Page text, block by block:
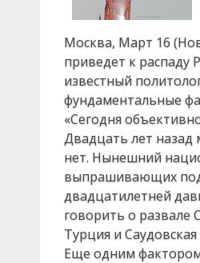
Москва, Март 16
приведет к распаду
известный
фундаментальные
«Сегодня
Двадцать лет назад
нет. Нынешний
выпрашивающих
двадцатилетней
говорить о развале
Турция и
Еще одним